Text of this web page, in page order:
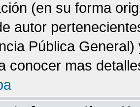
(en su forma
autor
Pública
conocer mas